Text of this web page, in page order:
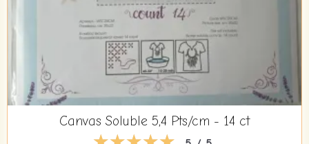
Canvas Soluble 5,4 Pts/cm - 14 ct